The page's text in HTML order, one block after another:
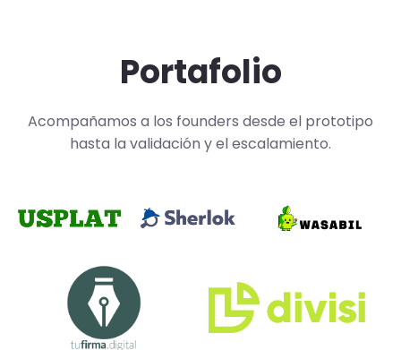
Portafolio
Acompañamos a los founders desde el prototipo
hasta la validación y el escalamiento.